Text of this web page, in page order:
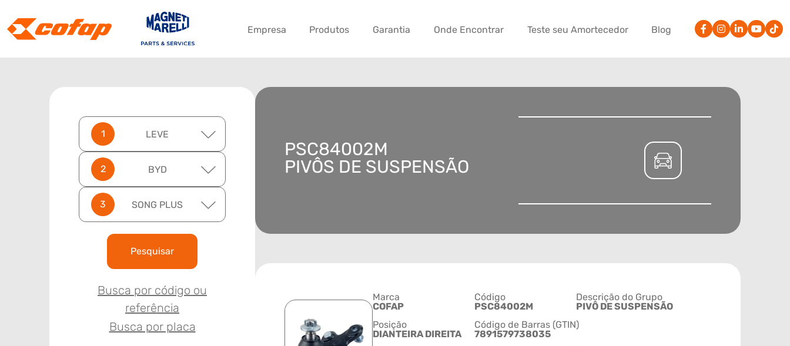
Empresa Produtos Garantia Onde Encontrar Teste seu Amortecedor Blog
LEVE
BYD
SONG PLUS
Pesquisar
Busca por código ou
referência
Busca por placa
PSC84002M
PIVÔS DE SUSPENSÃO
Marca
COFAP
Código
PSC84002M
Descrição do Grupo
PIVÔ DE SUSPENSÃO
Posição
DIANTEIRA DIREITA
Código de Barras (GTIN)
7891579738035